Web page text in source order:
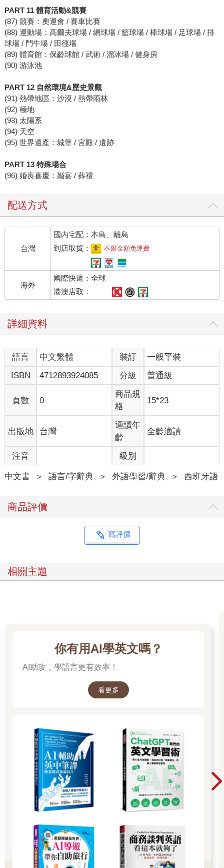
PART 11 體育活動&競賽
(87) 競賽：奧運會 / 賽車比賽
(88) 運動場：高爾夫球場 / 網球場 / 籃球場 / 棒球場 / 足球場 / 排
球場 / 鬥牛場 / 田徑場
(89) 體育館：保齡球館 / 武術 / 溜冰場 / 健身房
(90) 游泳池
PART 12 自然環境&歷史景觀
(91) 熱帶地區：沙漠 / 熱帶雨林
(92) 極地
(93) 太陽系
(94) 天空
(95) 世界遺產：城堡 / 宮殿 / 遺跡
PART 13 特殊場合
(96) 婚喪喜慶：婚宴 / 葬禮
配送方式
台灣
國內宅配：本島、離島
到店取貨：
不限金額免運費
海外
國際快遞：全球
港澳店取：
詳細資料
語言 中文繁體 裝訂
一般平裝
ISBN
4712893924085 分級 普通級
頁數 0
商品規
格
15*23
出版地 台灣
適讀年
齡
全齡適讀
注音 級別
中文書 ＞ 語言/字辭典 ＞ 外語學習/辭典 ＞ 西班牙語
商品評價
寫評價
相關主題
你有用AI學英文嗎？
AI助攻，學語言更有效率！
看更多